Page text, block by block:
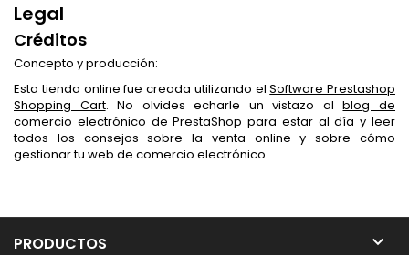
Legal
Créditos
Concepto y producción:
Esta tienda online fue creada utilizando elSoftware Prestashop
Shopping Cart. No olvides echarle un vistazo alblog de
comercio electrónico de PrestaShop para estar al día y leer
todos los consejos sobre la venta online y sobre cómo
gestionar tu web de comercio electrónico.
PRODUCTOS 